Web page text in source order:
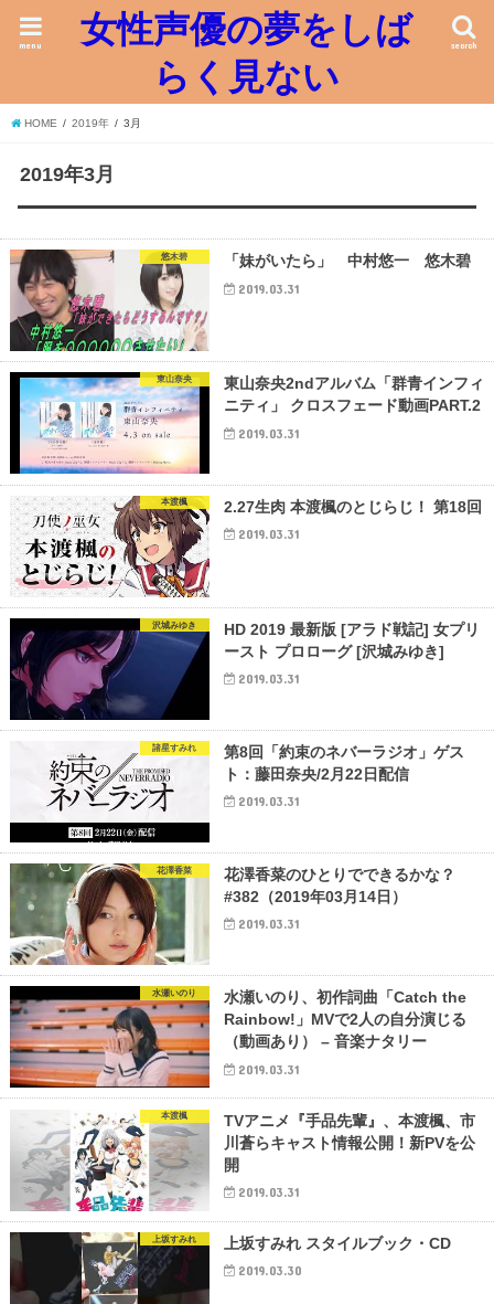
女性声優の夢をしば
らく見ない
search
menu
HOME 2019年 3月
2019年3月
悠木碧 「妹がいたら」 中村悠一 悠木碧
2019.03.31
東山奈央
東山奈央2ndアルバム「群青インフィ
ニティ」 クロスフェード動画PART.2
2019.03.31
本渡楓 2.27生肉 本渡楓のとじらじ！ 第18回
2019.03.31
沢城みゆき
HD 2019 最新版 [アラド戦記] 女プリ
ースト プロローグ [沢城みゆき]
2019.03.31
諸星すみれ
第8回「約束のネバーラジオ」ゲス
ト：藤田奈央/2月22日配信
2019.03.31
花澤香菜
花澤香菜のひとりでできるかな？
#382（2019年03月14日）
2019.03.31
水瀬いのり
水瀬いのり、初作詞曲「Catch the
Rainbow!」MVで2人の自分演じる
（動画あり） – 音楽ナタリー
2019.03.31
本渡楓
TVアニメ『手品先輩』、本渡楓、市
川蒼らキャスト情報公開！新PVを公
開
2019.03.31
上坂すみれ 上坂すみれ スタイルブック・CD
2019.03.30